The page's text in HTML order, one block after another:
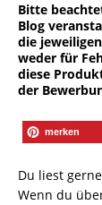
Bitte
Blog
die
weder für
diese
der
merken
Du liest
Wenn du